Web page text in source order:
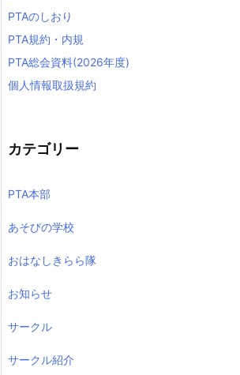
PTAのしおり
PTA規約・内規
PTA総会資料(2026年度)
個人情報取扱規約
カテゴリー
PTA本部
あそびの学校
おはなしきらら隊
お知らせ
サークル
サークル紹介